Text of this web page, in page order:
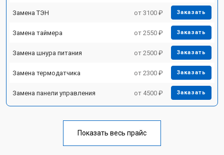
Замена ТЭН от 3100 ₽ Заказать
Замена таймера от 2550 ₽ Заказать
Замена шнура питания от 2500 ₽ Заказать
Замена термодатчика от 2300 ₽ Заказать
Замена панели управления от 4500 ₽ Заказать
Показать весь прайс